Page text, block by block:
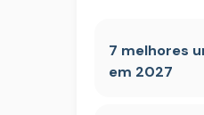
7 melhores
em 2027